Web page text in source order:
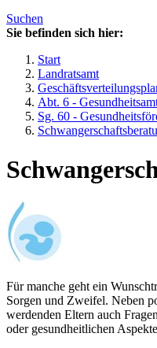
Suchen
Sie befinden sich hier:
Start
Landratsamt
Abt. 6 -
Sg. 60 -
Für manche geht ein
Sorgen und Zweifel. Neben
werdenden Eltern auch
oder gesundheitlichen